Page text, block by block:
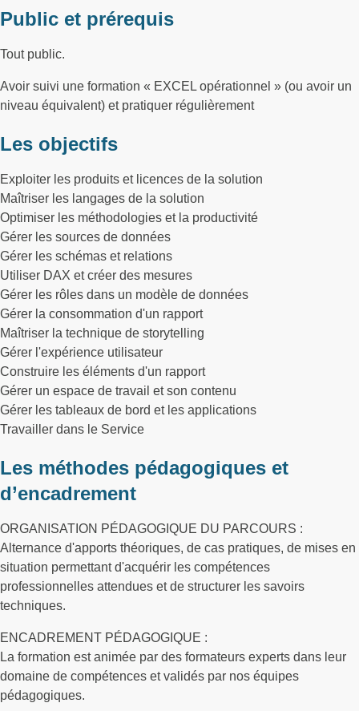
Public et prérequis
Tout public.
Avoir suivi une formation « EXCEL opérationnel » (ou avoir un
niveau équivalent) et pratiquer régulièrement
Les objectifs
Exploiter les produits et licences de la solution
Maîtriser les langages de la solution
Optimiser les méthodologies et la productivité
Gérer les sources de données
Gérer les schémas et relations
Utiliser DAX et créer des mesures
Gérer les rôles dans un modèle de données
Gérer la consommation d'un rapport
Maîtriser la technique de storytelling
Gérer l'expérience utilisateur
Construire les éléments d'un rapport
Gérer un espace de travail et son contenu
Gérer les tableaux de bord et les applications
Travailler dans le Service
Les méthodes pédagogiques et
d’encadrement
ORGANISATION PÉDAGOGIQUE DU PARCOURS :
Alternance d'apports théoriques, de cas pratiques, de mises en
situation permettant d'acquérir les compétences
professionnelles attendues et de structurer les savoirs
techniques.
ENCADREMENT PÉDAGOGIQUE :
La formation est animée par des formateurs experts dans leur
domaine de compétences et validés par nos équipes
pédagogiques.